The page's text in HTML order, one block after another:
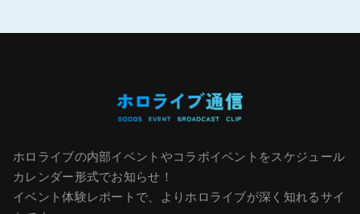
ホロライブの内部イベントやコラボイベントをスケジュール
カレンダー形式でお知らせ！
イベント体験レポートで、よりホロライブが深く知れるサイ